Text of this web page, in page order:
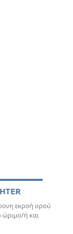
εκροή ορού
ώριμο/ή και